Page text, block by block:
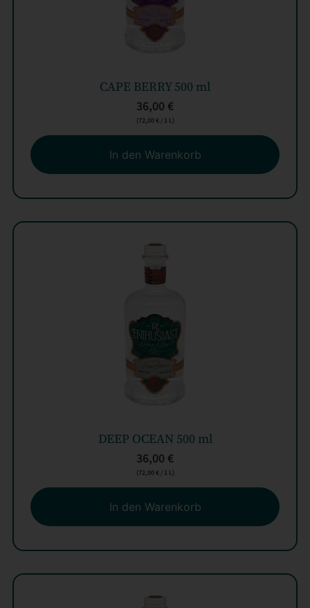
CAPE BERRY 500 ml
36,00 €
(72,00€/ 1 L)
In den Warenkorb
DEEP OCEAN 500 ml
36,00 €
(72,00€/ 1 L)
In den Warenkorb